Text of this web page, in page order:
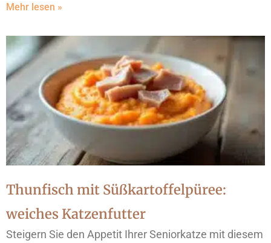
Mehr lesen »
Thunfisch mit Süßkartoffelpüree:
weiches Katzenfutter
Steigern Sie den Appetit Ihrer Seniorkatze mit diesem